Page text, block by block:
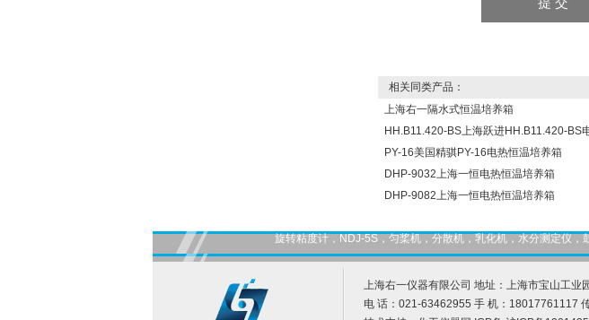
相关同类产品：
上海右一隔水式恒温培养箱
HH.B11.420-BS上海跃进HH.B11.420-BS
PY-16美国精骐PY-16电热恒温培养箱
DHP-9032上海一恒电热恒温培养箱
DHP-9082上海一恒电热恒温培养箱
旋转粘度计，NDJ-5S，匀桨机，分散机，乳化机，水分测定仪
上海右一仪器有限公司 地址：上海市宝山工业
电 话：021-63462955 手 机：18017761117